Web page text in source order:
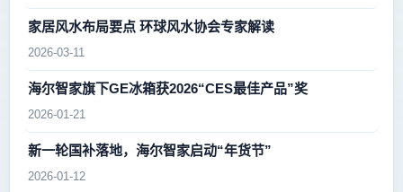
家居风水布局要点 环球风水协会专家解读
2026-03-11
海尔智家旗下GE冰箱获2026“CES最佳产品”奖
2026-01-21
新一轮国补落地，海尔智家启动“年货节”
2026-01-12